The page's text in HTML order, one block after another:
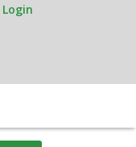
Login